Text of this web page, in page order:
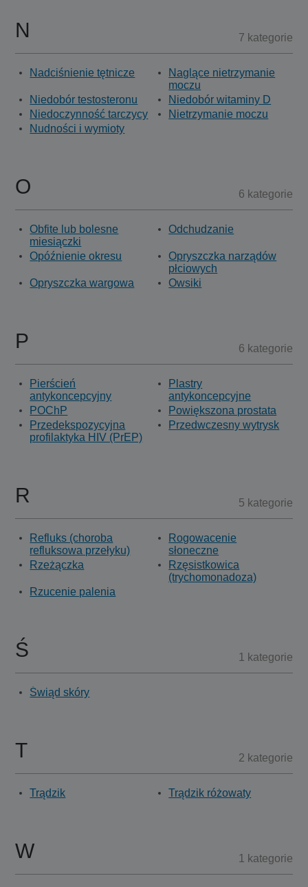
N 7 kategorie
Nadciśnienie tętnicze
Naglące nietrzymanie
moczu
Niedobór testosteronu
Niedobór witaminy D
Niedoczynność tarczycy
Nietrzymanie moczu
Nudności i wymioty
O 6 kategorie
Obfite lub bolesne
miesiączki
Odchudzanie
Opóźnienie okresu
Opryszczka narządów
płciowych
Opryszczka wargowa
Owsiki
P 6 kategorie
Pierścień
antykoncepcyjny
Plastry
antykoncepcyjne
POChP
Powiększona prostata
Przedekspozycyjna
profilaktyka HIV (PrEP)
Przedwczesny wytrysk
R 5 kategorie
Refluks (choroba
refluksowa przełyku)
Rogowacenie
słoneczne
Rzeżączka
Rzęsistkowica
(trychomonadoza)
Rzucenie palenia
Ś 1 kategorie
Świąd skóry
T 2 kategorie
Trądzik Trądzik różowaty
W 1 kategorie